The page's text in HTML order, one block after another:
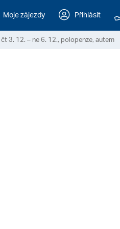
Moje zájezdy Přihlásit
čt 3. 12. – ne 6. 12., polopenze, autem